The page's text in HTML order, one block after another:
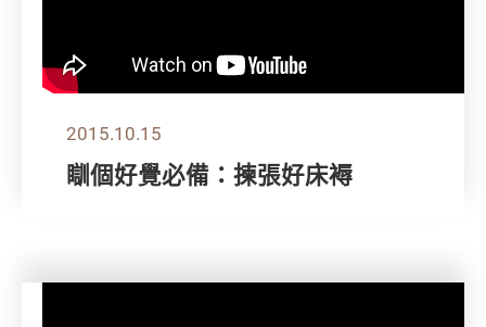
2015.10.15
瞓個好覺必備：揀張好床褥